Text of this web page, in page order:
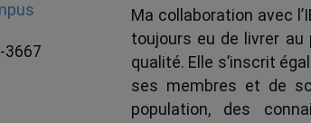
3667
Ma collaboration avec
toujours eu de livrer
qualité. Elle s’inscrit
ses membres et de
population, des